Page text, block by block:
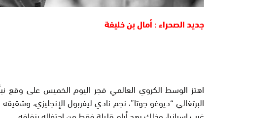
جديد الصحراء : أمال بن خليفة
اهتز الوسط الكروي العالمي فجر اليوم الخميس على وقع
البرتغالي “ديوغو جوتا”، نجم نادي ليفربول الإنجليزي،